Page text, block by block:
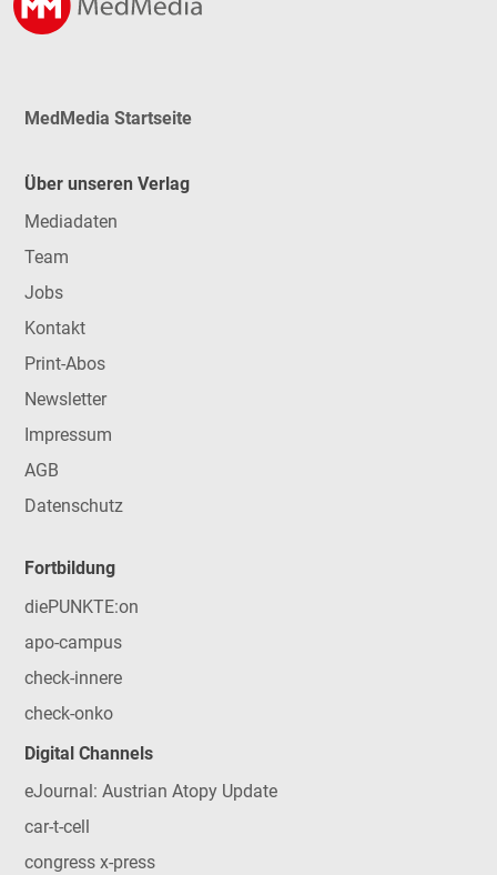
MedMedia Startseite
Über unseren Verlag
Mediadaten
Team
Jobs
Kontakt
Print-Abos
Newsletter
Impressum
AGB
Datenschutz
Fortbildung
diePUNKTE:on
apo-campus
check-innere
check-onko
Digital Channels
eJournal: Austrian Atopy Update
car-t-cell
congress x-press